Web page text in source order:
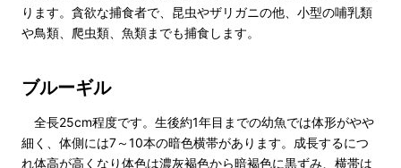
ります。貪欲な捕食者で、昆虫やザリガニの他、小型の哺乳類
や鳥類、爬虫類、魚類までも捕食します。
ブルーギル
全長25cm程度です。生後約1年目までの幼魚では体形がやや
細く、体側には7～10本の暗色横帯があります。成長するにつ
れ体高が高くなり体色は濃灰褐色から暗褐色に黒ずみ、横帯は